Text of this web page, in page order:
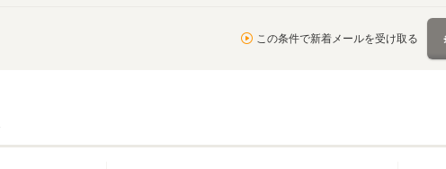
この条件で新着メールを受け取る